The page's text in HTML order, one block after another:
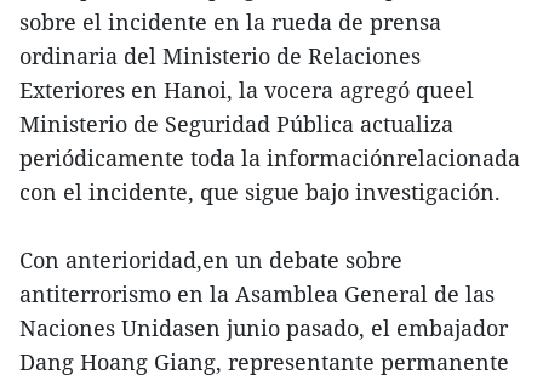
sobre el incidente en la rueda de prensa
ordinaria del Ministerio de Relaciones
Exteriores en Hanoi, la vocera agregó queel
Ministerio de Seguridad Pública actualiza
periódicamente toda la informaciónrelacionada
con el incidente, que sigue bajo investigación.
Con anterioridad,en un debate sobre
antiterrorismo en la Asamblea General de las
Naciones Unidasen junio pasado, el embajador
Dang Hoang Giang, representante permanente